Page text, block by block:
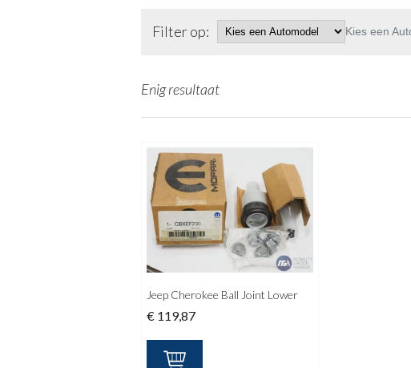
Filter op: Kies een
Enig resultaat
Jeep Cherokee Ball Joint Lower
€ 119,87